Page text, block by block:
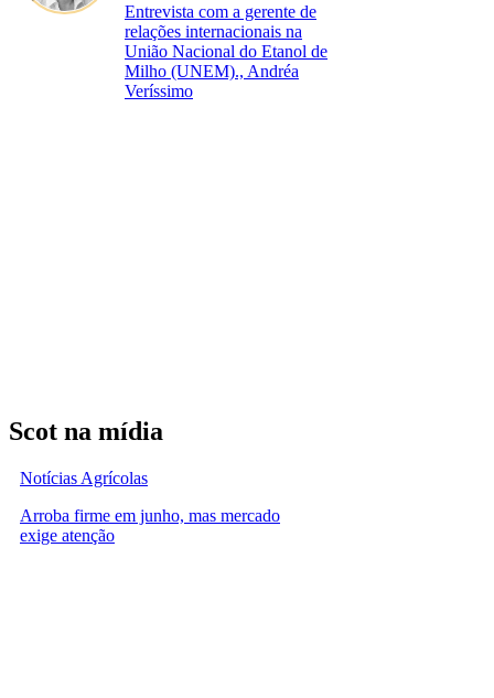
Entrevista com a gerente de
relações internacionais na
União Nacional do Etanol de
Milho (UNEM)., Andréa
Veríssimo
Scot na mídia
Notícias Agrícolas
Arroba firme em junho, mas mercado
exige atenção